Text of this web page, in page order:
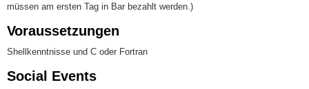
müssen am ersten Tag in Bar bezahlt werden.)
Voraussetzungen
Shellkenntnisse und C oder Fortran
Social Events